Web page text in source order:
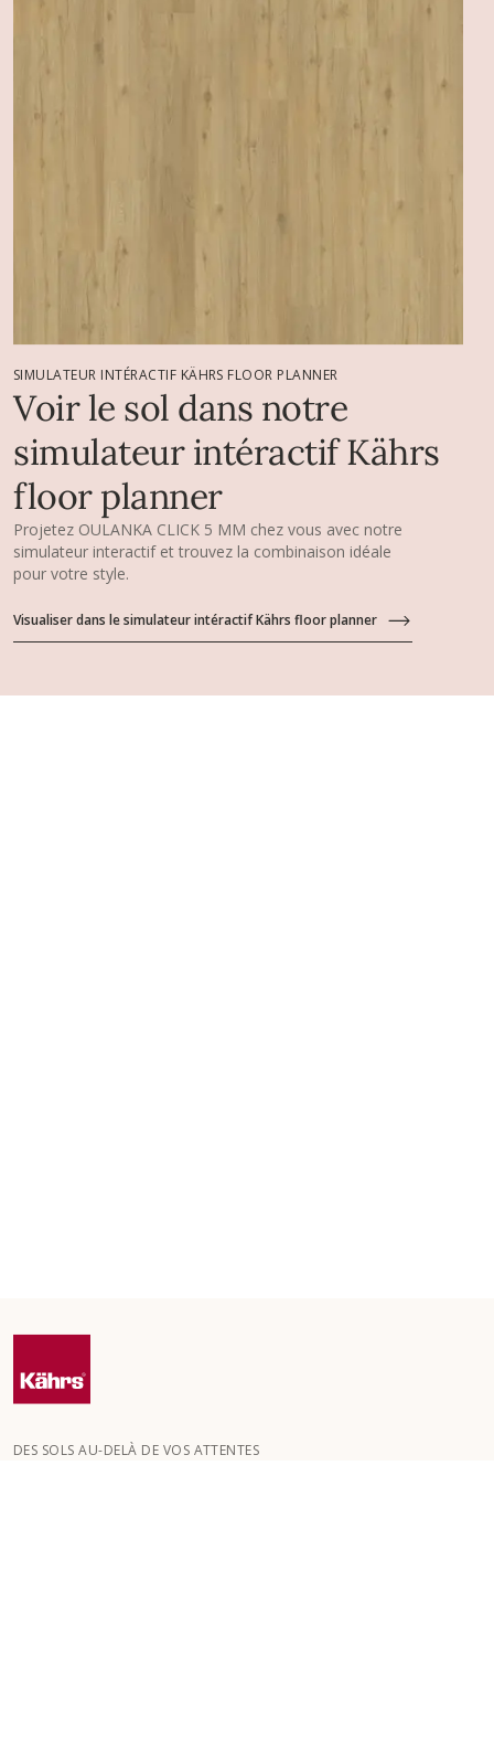
SIMULATEUR INTÉRACTIF KÄHRS FLOOR PLANNER
Voir le sol dans notre
simulateur intéractif Kährs
floor planner
Projetez OULANKA CLICK 5 MM chez vous avec notre
simulateur interactif et trouvez la combinaison idéale
pour votre style.
Visualiser dans le simulateur intéractif Kährs floor planner
DES SOLS AU-DELÀ DE VOS ATTENTES